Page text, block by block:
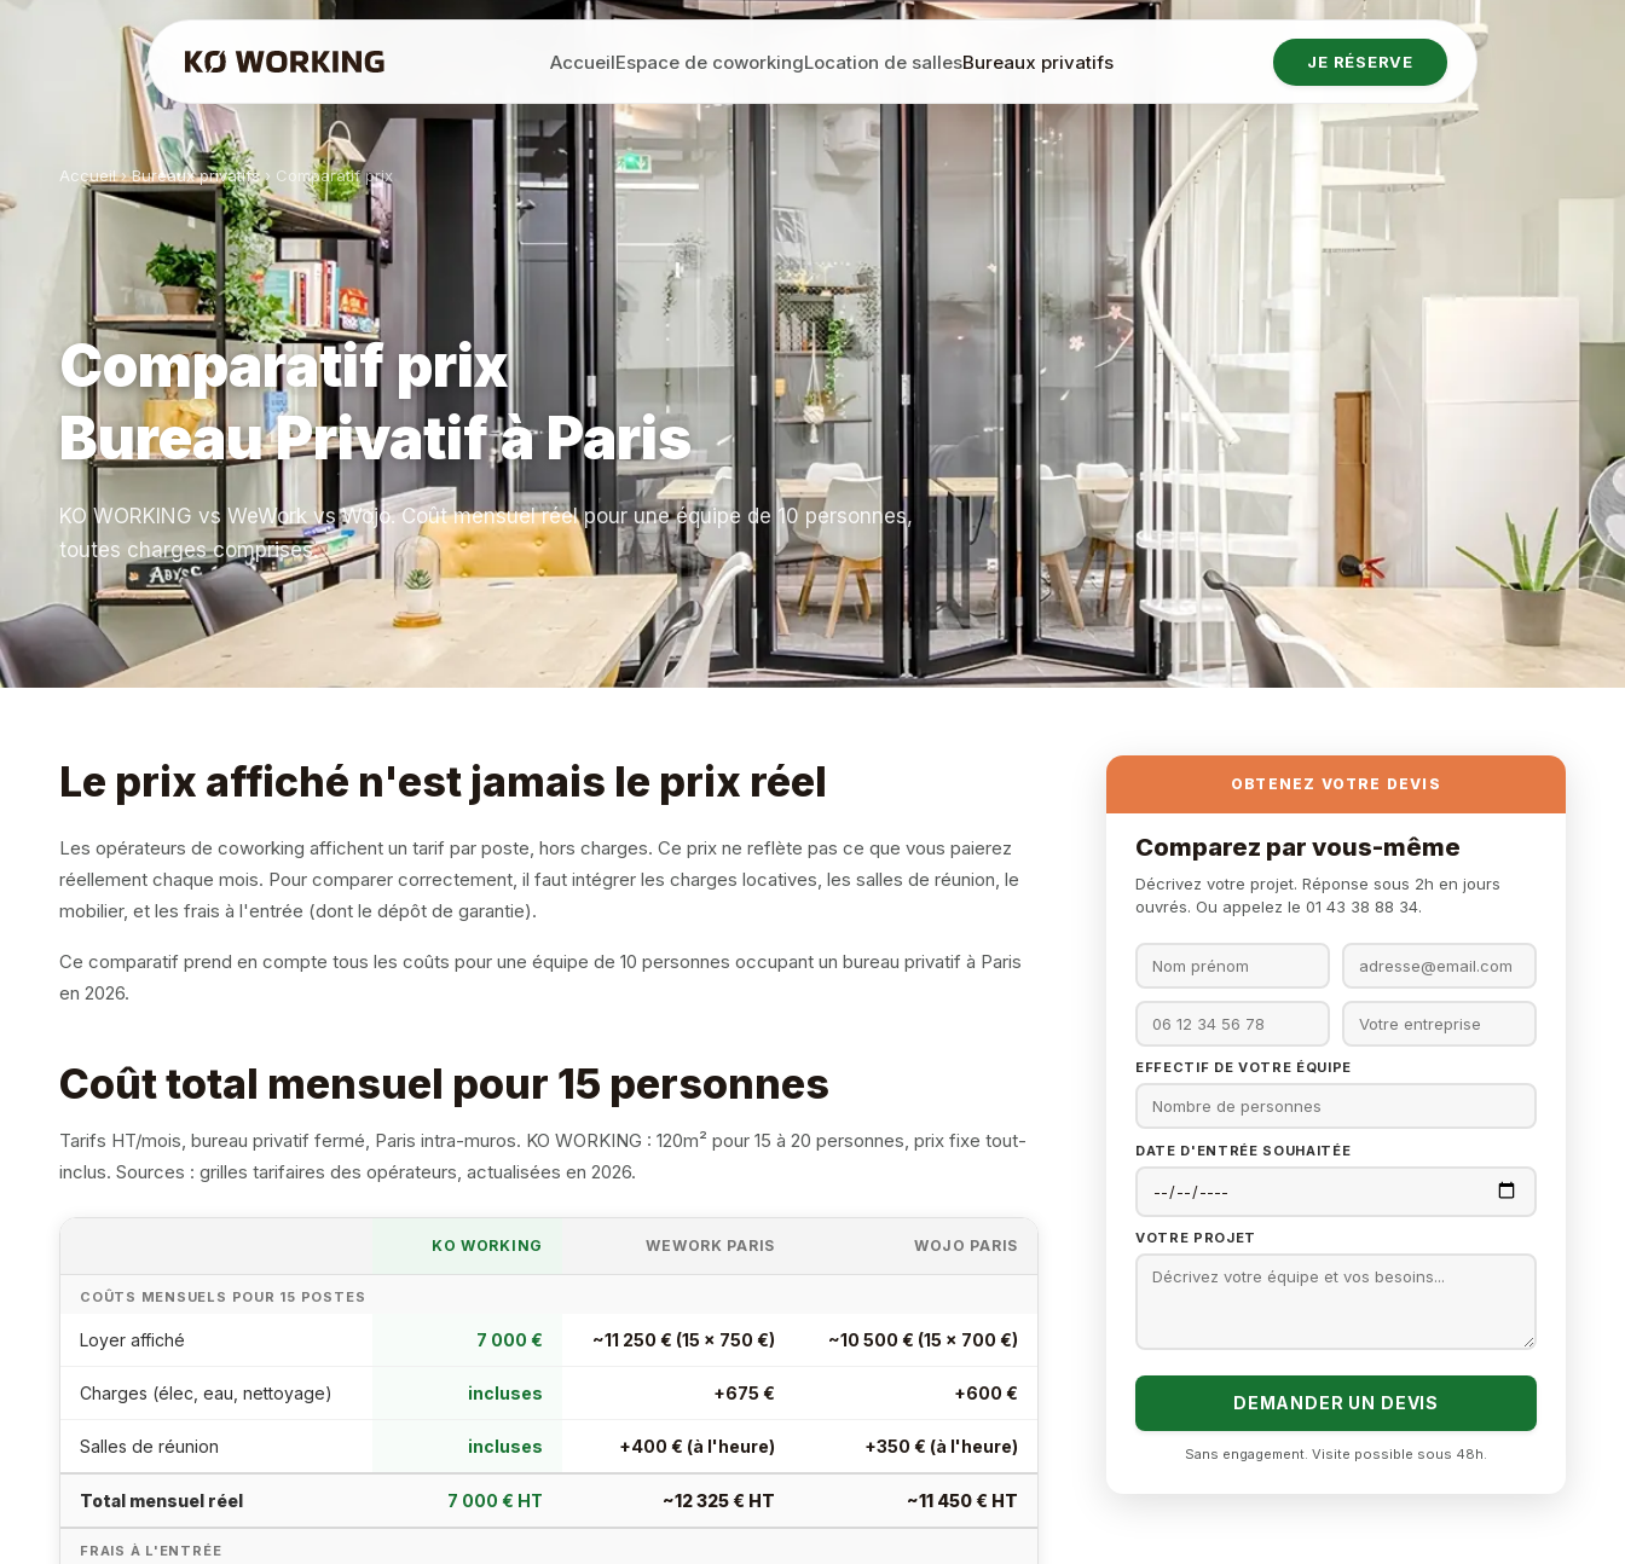
AccueilEspace de coworkingLocation de sallesBureaux privatifs JE RÉSERVE
Accueil › Bureaux privatifs › Comparatif prix
Comparatif prix
Bureau Privatif à Paris
KO WORKING vs WeWork vs Wojo. Coût mensuel réel pour une équipe de 10 personnes,
toutes charges comprises.
Le prix affiché n'est jamais le prix réel
Les opérateurs de coworking affichent un tarif par poste, hors charges. Ce prix ne reflète pas ce que vous paierez
réellement chaque mois. Pour comparer correctement, il faut intégrer les charges locatives, les salles de réunion, le
mobilier, et les frais à l'entrée (dont le dépôt de garantie).
Ce comparatif prend en compte tous les coûts pour une équipe de 10 personnes occupant un bureau privatif à Paris
en 2026.
Coût total mensuel pour 15 personnes
Tarifs HT/mois, bureau privatif fermé, Paris intra-muros. KO WORKING : 120m² pour 15 à 20 personnes, prix fixe tout-
inclus. Sources : grilles tarifaires des opérateurs, actualisées en 2026.
KO WORKING WEWORK PARIS WOJO PARIS
COÛTS MENSUELS POUR 15 POSTES
Loyer affiché 7 000 € ~11 250 € (15 × 750 €) ~10 500 € (15 × 700 €)
Charges (élec, eau, nettoyage) incluses +675 € +600 €
Salles de réunion incluses +400 € (à l'heure) +350 € (à l'heure)
Total mensuel réel 7 000 € HT ~12 325 € HT ~11 450 € HT
FRAIS À L'ENTRÉE
OBTENEZ VOTRE DEVIS
Comparez par vous-même
Décrivez votre projet. Réponse sous 2h en jours
ouvrés. Ou appelez le 01 43 38 88 34.
EFFECTIF DE VOTRE ÉQUIPE
DATE D'ENTRÉE SOUHAITÉE
VOTRE PROJET
DEMANDER UN DEVIS
Sans engagement. Visite possible sous 48h.